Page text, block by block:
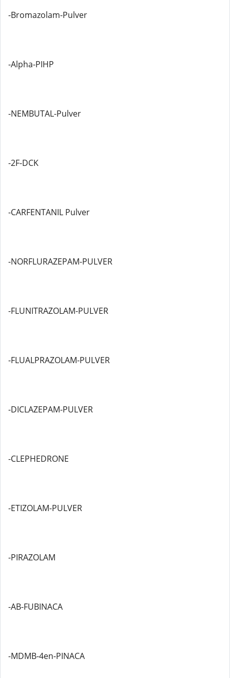
-Bromazolam-Pulver
-Alpha-PIHP
-NEMBUTAL-Pulver
-2F-DCK
-CARFENTANIL Pulver
-NORFLURAZEPAM-PULVER
-FLUNITRAZOLAM-PULVER
-FLUALPRAZOLAM-PULVER
-DICLAZEPAM-PULVER
-CLEPHEDRONE
-ETIZOLAM-PULVER
-PIRAZOLAM
-AB-FUBINACA
-MDMB-4en-PINACA